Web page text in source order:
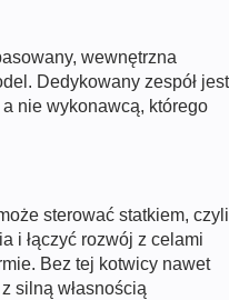
wewnętrzna
Dedykowany zespół jest
nie wykonawcą, którego
sterować statkiem, czyli
i łączyć rozwój z celami
Bez tej kotwicy nawet
silną własnością